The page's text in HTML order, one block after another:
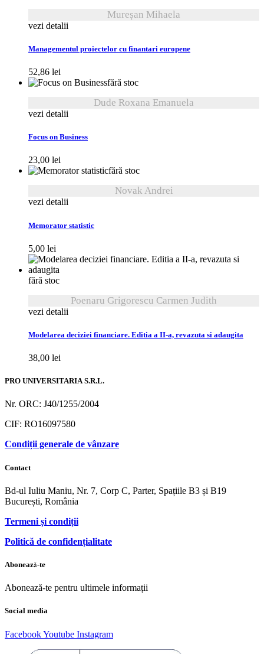
Mureșan Mihaela
vezi detalii
Managementul proiectelor cu finantari europene
52,86 lei
fără stoc
Dude Roxana Emanuela
vezi detalii
Focus on Business
23,00 lei
fără stoc
Novak Andrei
vezi detalii
Memorator statistic
5,00 lei
fără stoc
Poenaru Grigorescu Carmen Judith
vezi detalii
Modelarea deciziei financiare. Editia a II-a, revazuta si adaugita
38,00 lei
PRO UNIVERSITARIA S.R.L.
Nr. ORC: J40/1255/2004
CIF: RO16097580
Condiții generale de vânzare
Contact
Bd-ul Iuliu Maniu, Nr. 7, Corp C, Parter, Spațiile B3 și B19
București, România
Termeni și condiții
Politică de confidențialitate
Abonează-te
Abonează-te pentru ultimele informații
Social media
FacebookYoutube Instagram